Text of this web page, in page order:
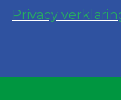
Privacy